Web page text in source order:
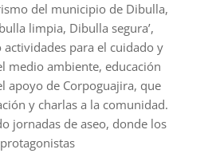
del municipio de Dibulla,
limpia, Dibulla segura’,
actividades para el cuidado y
medio ambiente, educación
apoyo de Corpoguajira, que
y charlas a la comunidad.
jornadas de aseo, donde los
protagonistas